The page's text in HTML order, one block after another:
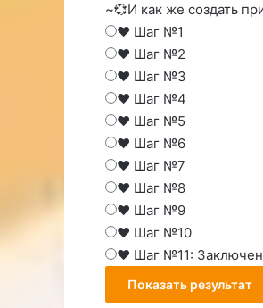
~💞И как же создать
❤️ Шаг №1
❤️ Шаг №2
❤️ Шаг №3
❤️ Шаг №4
❤️ Шаг №5
❤️ Шаг №6
❤️ Шаг №7
❤️ Шаг №8
❤️ Шаг №9
❤️ Шаг №10
❤️ Шаг №11: